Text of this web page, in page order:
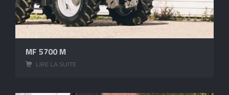
MF 5700 M
LIRE LA SUITE